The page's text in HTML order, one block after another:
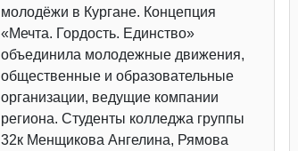
молодёжи в Кургане. Концепция
«Мечта. Гордость. Единство»
объединила молодежные движения,
общественные и образовательные
организации, ведущие компании
региона. Студенты колледжа группы
32к Менщикова Ангелина, Рямова